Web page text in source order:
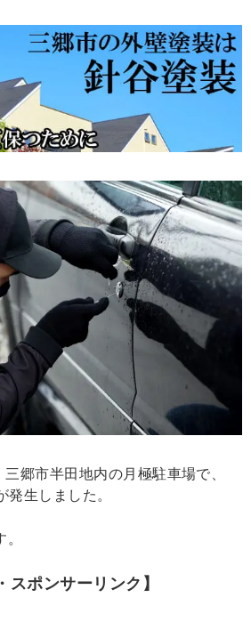
郷市半田地内の月極駐車場で、
発生しました。
スポンサーリンク】